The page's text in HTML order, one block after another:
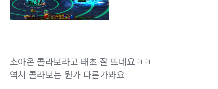
소아온 콜라보라고 태초 잘 뜨네요ㅋㅋ
역시 콜라보는 뭔가 다른가봐요